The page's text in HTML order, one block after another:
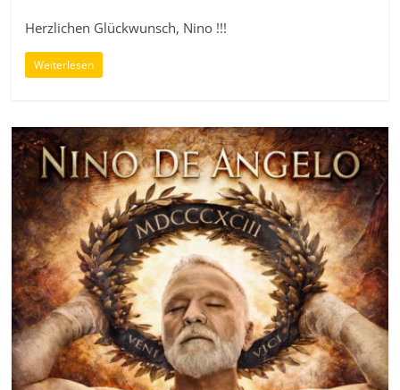
Herzlichen Glückwunsch, Nino !!!
Weiterlesen